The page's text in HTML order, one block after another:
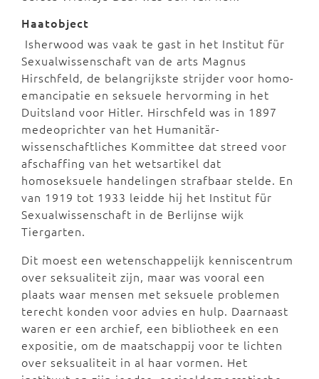
Haatobject
Isherwood was vaak te gast in het Institut für
Sexualwissenschaft van de arts Magnus
Hirschfeld, de belangrijkste strijder voor homo-
emancipatie en seksuele hervorming in het
Duitsland voor Hitler. Hirschfeld was in 1897
medeoprichter van het Humanitär-
wissenschaftliches Kommittee dat streed voor
afschaffing van het wetsartikel dat
homoseksuele handelingen strafbaar stelde. En
van 1919 tot 1933 leidde hij het Institut für
Sexualwissenschaft in de Berlijnse wijk
Tiergarten.
Dit moest een wetenschappelijk kenniscentrum
over seksualiteit zijn, maar was vooral een
plaats waar mensen met seksuele problemen
terecht konden voor advies en hulp. Daarnaast
waren er een archief, een bibliotheek en een
expositie, om de maatschappij voor te lichten
over seksualiteit in al haar vormen. Het